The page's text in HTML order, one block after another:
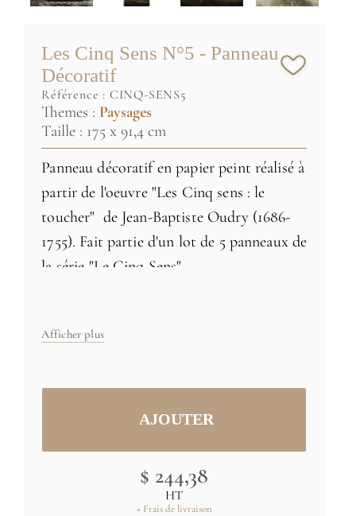
Les Cinq Sens N°5 - Panneau
Décoratif
référence : CINQ-SENS5
Themes : Paysages
Taille : 175 x 91,4 cm
Panneau décoratif en papier peint réalisé à
partir de l'oeuvre "Les Cinq sens : le
toucher" de Jean-Baptiste Oudry (1686-
1755). Fait partie d'un lot de 5 panneaux de
la série "Le Cinq Sens"
arbres et paysage ainsi que des
Chaque panneau peut être commandé
Afficher plus
$ 244,38
HT
+ Frais de livraison